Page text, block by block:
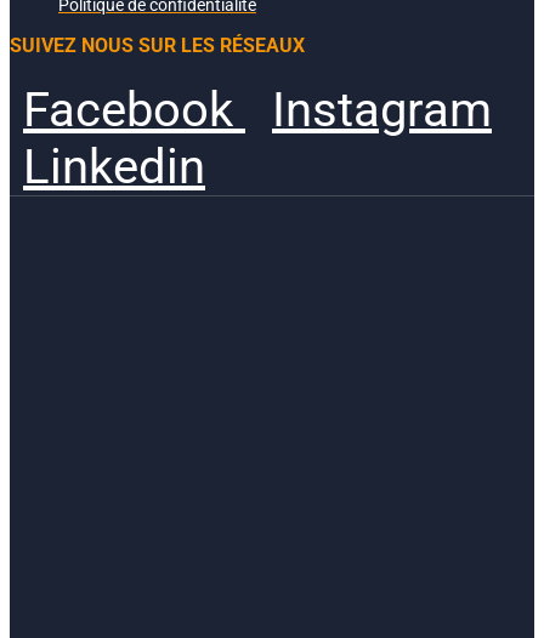
Politique de confidentialité
SUIVEZ NOUS SUR LES RÉSEAUX
Facebook
Instagram
Linkedin